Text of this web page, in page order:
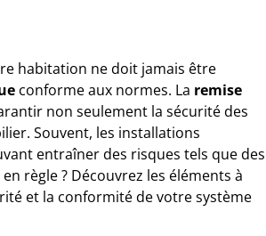
habitation ne doit jamais être
conforme aux normes. La remise
non seulement la sécurité des
Souvent, les installations
entraîner des risques tels que des
règle ? Découvrez les éléments à
et la conformité de votre système